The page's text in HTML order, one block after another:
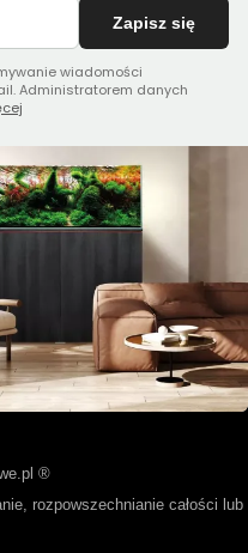
Zapisz się
wiadomości
Administratorem danych
®
rozpowszechnianie całości lub